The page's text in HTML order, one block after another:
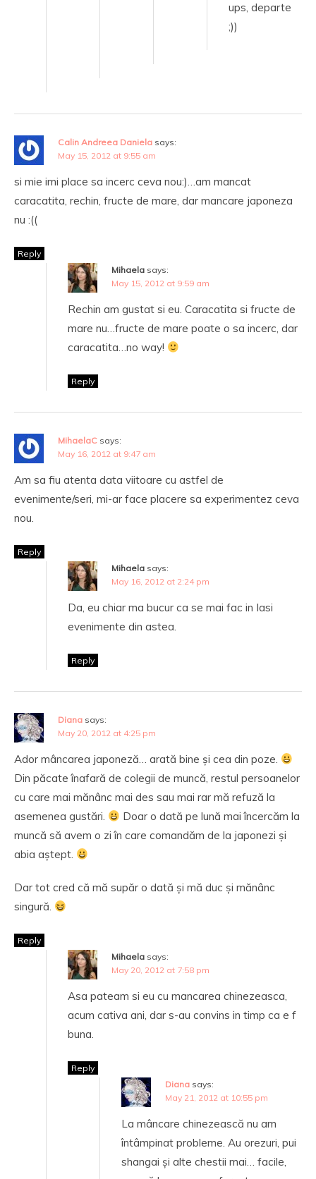
ups, departe
;))
Calin Andreea Daniela says:
May 15, 2012 at 9:55 am
si mie imi place sa incerc ceva nou:)…am mancat
caracatita, rechin, fructe de mare, dar mancare japoneza
nu :((
Reply
Mihaela says:
May 15, 2012 at 9:59 am
Rechin am gustat si eu. Caracatita si fructe de
mare nu…fructe de mare poate o sa incerc, dar
caracatita…no way!
Reply
MihaelaC says:
May 16, 2012 at 9:47 am
Am sa fiu atenta data viitoare cu astfel de
evenimente/seri, mi-ar face placere sa experimentez ceva
nou.
Reply
Mihaela says:
May 16, 2012 at 2:24 pm
Da, eu chiar ma bucur ca se mai fac in Iasi
evenimente din astea.
Reply
Diana says:
May 20, 2012 at 4:25 pm
Ador mâncarea japoneză… arată bine și cea din poze.
Din păcate înafară de colegii de muncă, restul persoanelor
cu care mai mănânc mai des sau mai rar mă refuză la
asemenea gustări.
Doar o dată pe lună mai încercăm la
muncă să avem o zi în care comandăm de la japonezi și
abia aștept.
Dar tot cred că mă supăr o dată și mă duc și mănânc
singură.
Reply
Mihaela says:
May 20, 2012 at 7:58 pm
Asa pateam si eu cu mancarea chinezeasca,
acum cativa ani, dar s-au convins in timp ca e f
buna.
Reply
Diana says:
May 21, 2012 at 10:55 pm
La mâncare chinezească nu am
întâmpinat probleme. Au orezuri, pui
shangai și alte chestii mai… facile,